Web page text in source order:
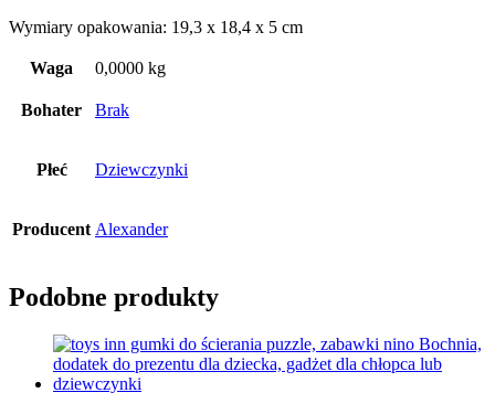
Wymiary opakowania: 19,3 x 18,4 x 5 cm
Waga 0,0000 kg
Bohater Brak
Płeć Dziewczynki
Producent Alexander
Podobne produkty